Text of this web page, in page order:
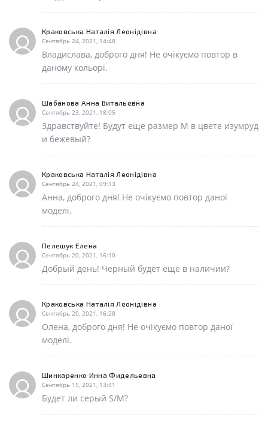
Краковська Наталія Леонідівна
Сентябрь 24, 2021, 14:48
Владислава, доброго дня! Не очікуємо повтор в
даному кольорі.
Шабанова Анна Витальевна
Сентябрь 23, 2021, 18:05
Здравствуйте! Будут еще размер М в цвете изумруд
и бежевый?
Краковська Наталія Леонідівна
Сентябрь 24, 2021, 09:13
Анна, доброго дня! Не очікуємо повтор даної
моделі.
Пелешук Елена
Сентябрь 20, 2021, 16:10
Добрый день! Черный будет еще в наличии?
Краковська Наталія Леонідівна
Сентябрь 20, 2021, 16:28
Олена, доброго дня! Не очікуємо повтор даної
моделі.
Шинкаренко Инна Фидельевна
Сентябрь 15, 2021, 13:41
Будет ли серый S/M?